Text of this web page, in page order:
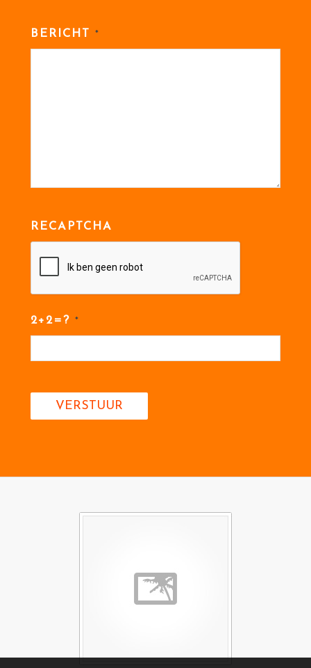
BERICHT *
RECAPTCHA
2+2=? *